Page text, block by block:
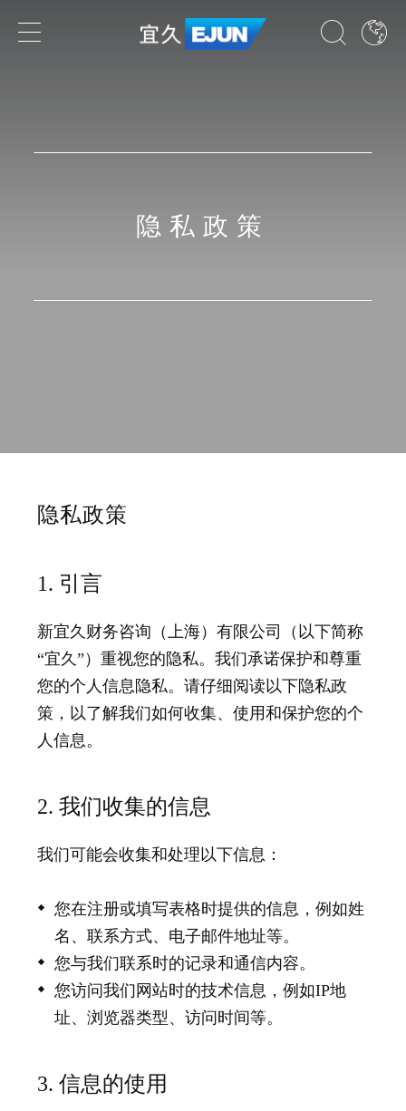
隐私政策
隐私政策
1. 引言
新宜久财务咨询（上海）有限公司（以下简称
“宜久”）重视您的隐私。我们承诺保护和尊重
您的个人信息隐私。请仔细阅读以下隐私政
策，以了解我们如何收集、使用和保护您的个
人信息。
2. 我们收集的信息
我们可能会收集和处理以下信息：
您在注册或填写表格时提供的信息，例如姓
名、联系方式、电子邮件地址等。
您与我们联系时的记录和通信内容。
您访问我们网站时的技术信息，例如IP地
址、浏览器类型、访问时间等。
3. 信息的使用
业务领域